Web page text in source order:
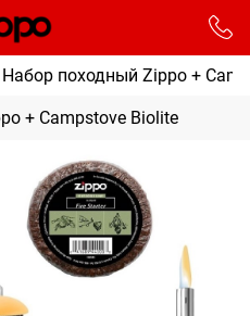
Набор походный Zippo +
+ Campstove Biolite
доставки